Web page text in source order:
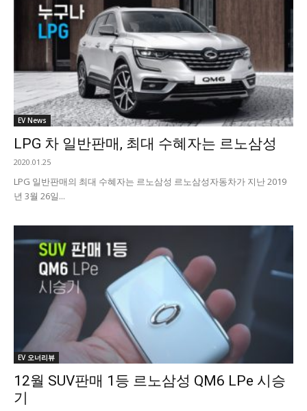
EV News
LPG 차 일반판매, 최대 수혜자는 르노삼성
2020.01.25
LPG 일반판매의 최대 수혜자는 르노삼성 르노삼성자동차가 지난 2019
년 3월 26일...
EV 오너리뷰
12월 SUV판매 1등 르노삼성 QM6 LPe 시승
기